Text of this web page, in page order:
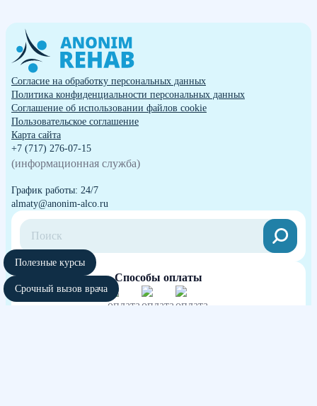
Согласие на обработку персональных данных
Политика конфиденциальности персональных данных
Cоглашение об использовании файлов cookie
Пользовательское соглашение
Карта сайта
+7 (717) 276-07-15
(информационная служба)
График работы: 24/7
almaty@anonim-alco.ru
Способы оплаты
Полезные курсы
Срочный вызов врача